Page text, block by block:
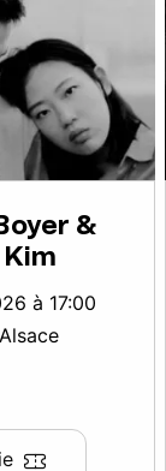
&
à 17:00